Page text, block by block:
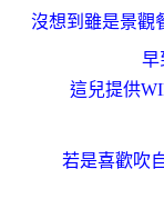
沒想到雖是景觀
早
這兒提供
若是喜歡吹